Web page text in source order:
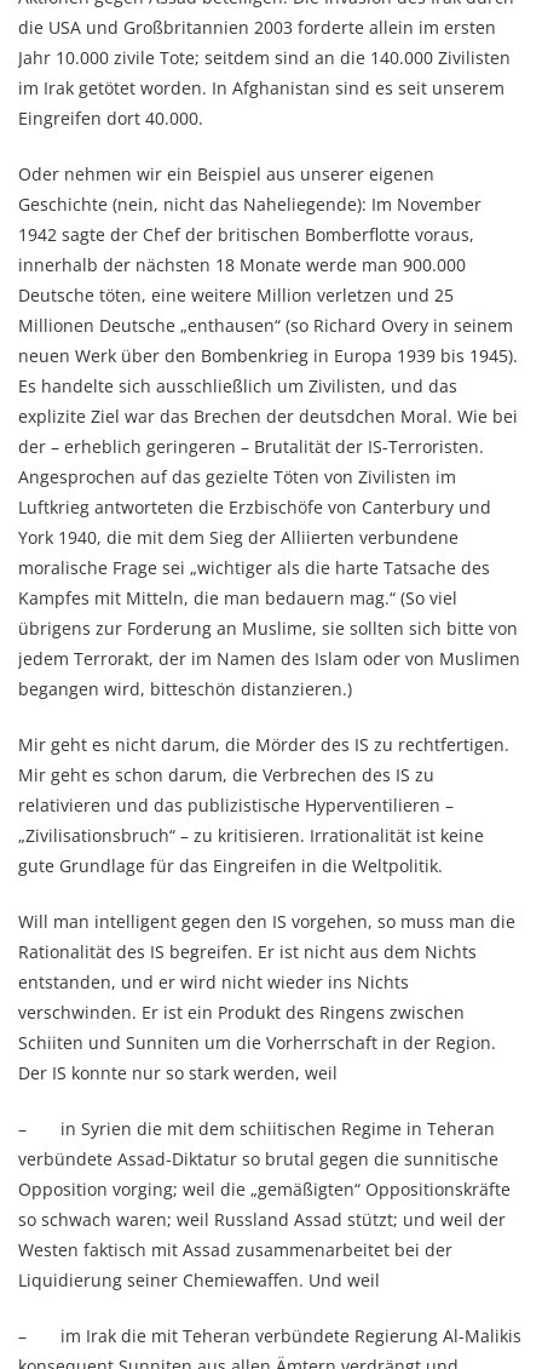
die USA und Großbritannien 2003 forderte allein im ersten
Jahr 10.000 zivile Tote; seitdem sind an die 140.000 Zivilisten
im Irak getötet worden. In Afghanistan sind es seit unserem
Eingreifen dort 40.000.
Oder nehmen wir ein Beispiel aus unserer eigenen
Geschichte (nein, nicht das Naheliegende): Im November
1942 sagte der Chef der britischen Bomberflotte voraus,
innerhalb der nächsten 18 Monate werde man 900.000
Deutsche töten, eine weitere Million verletzen und 25
Millionen Deutsche „enthausen“ (so Richard Overy in seinem
neuen Werk über den Bombenkrieg in Europa 1939 bis 1945).
Es handelte sich ausschließlich um Zivilisten, und das
explizite Ziel war das Brechen der deutsdchen Moral. Wie bei
der – erheblich geringeren – Brutalität der IS-Terroristen.
Angesprochen auf das gezielte Töten von Zivilisten im
Luftkrieg antworteten die Erzbischöfe von Canterbury und
York 1940, die mit dem Sieg der Alliierten verbundene
moralische Frage sei „wichtiger als die harte Tatsache des
Kampfes mit Mitteln, die man bedauern mag.“ (So viel
übrigens zur Forderung an Muslime, sie sollten sich bitte von
jedem Terrorakt, der im Namen des Islam oder von Muslimen
begangen wird, bitteschön distanzieren.)
Mir geht es nicht darum, die Mörder des IS zu rechtfertigen.
Mir geht es schon darum, die Verbrechen des IS zu
relativieren und das publizistische Hyperventilieren –
„Zivilisationsbruch“ – zu kritisieren. Irrationalität ist keine
gute Grundlage für das Eingreifen in die Weltpolitik.
Will man intelligent gegen den IS vorgehen, so muss man die
Rationalität des IS begreifen. Er ist nicht aus dem Nichts
entstanden, und er wird nicht wieder ins Nichts
verschwinden. Er ist ein Produkt des Ringens zwischen
Schiiten und Sunniten um die Vorherrschaft in der Region.
Der IS konnte nur so stark werden, weil
– in Syrien die mit dem schiitischen Regime in Teheran
verbündete Assad-Diktatur so brutal gegen die sunnitische
Opposition vorging; weil die „gemäßigten“ Oppositionskräfte
so schwach waren; weil Russland Assad stützt; und weil der
Westen faktisch mit Assad zusammenarbeitet bei der
Liquidierung seiner Chemiewaffen. Und weil
– im Irak die mit Teheran verbündete Regierung Al-Malikis